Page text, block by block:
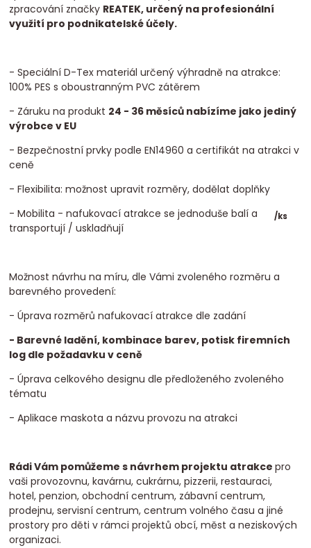
/ks
zpracování značky REATEK, určený na profesionální
využití pro podnikatelské účely.
- Speciální D-Tex materiál určený výhradně na atrakce:
100% PES s oboustranným PVC zátěrem
- Záruku na produkt 24 - 36 měsíců nabízíme jako jediný
výrobce v EU
- Bezpečnostní prvky podle EN14960 a certifikát na atrakci v
ceně
- Flexibilita: možnost upravit rozměry, dodělat doplňky
- Mobilita - nafukovací atrakce se jednoduše balí a
transportují / uskladňují
Možnost návrhu na míru, dle Vámi zvoleného rozměru a
barevného provedení:
- Úprava rozměrů nafukovací atrakce dle zadání
- Barevné ladění, kombinace barev, potisk firemních
log dle požadavku v ceně
- Úprava celkového designu dle předloženého zvoleného
tématu
- Aplikace maskota a názvu provozu na atrakci
Rádi Vám pomůžeme s návrhem projektu atrakcepro
vaši provozovnu, kavárnu, cukrárnu, pizzerii, restauraci,
hotel, penzion, obchodní centrum, zábavní centrum,
prodejnu, servisní centrum, centrum volného času a jiné
prostory pro děti v rámci projektů obcí, měst a neziskových
organizaci.